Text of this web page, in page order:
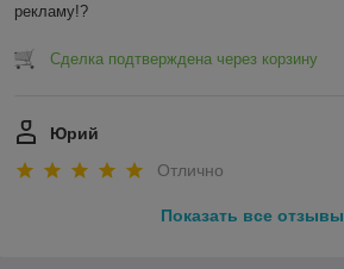
рекламу!?
Сделка подтверждена через корзину
Юрий
Отлично
Показать все отзывы